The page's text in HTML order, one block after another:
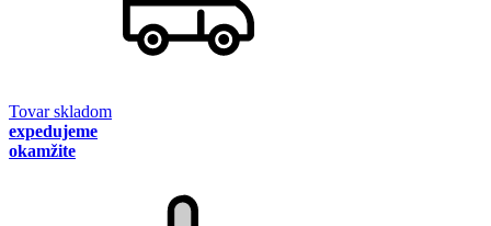
Tovar skladom
expedujeme
okamžite